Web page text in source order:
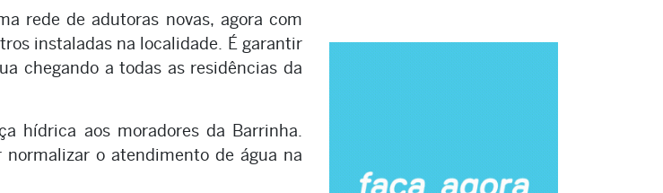
rede de adutoras novas, agora com
instaladas na localidade. É garantir
chegando a todas as residências da
hídrica aos moradores da Barrinha.
normalizar o atendimento de água na